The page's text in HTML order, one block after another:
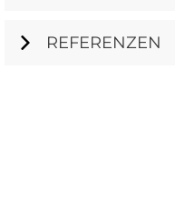
REFERENZEN